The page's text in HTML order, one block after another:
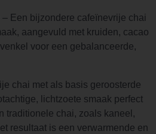
– Een bijzondere cafeïnevrije chai
aangevuld met kruiden, cacao
voor een gebalanceerde,
chai met als basis geroosterde
lichtzoete smaak perfect
traditionele chai, zoals kaneel,
resultaat is een verwarmende en